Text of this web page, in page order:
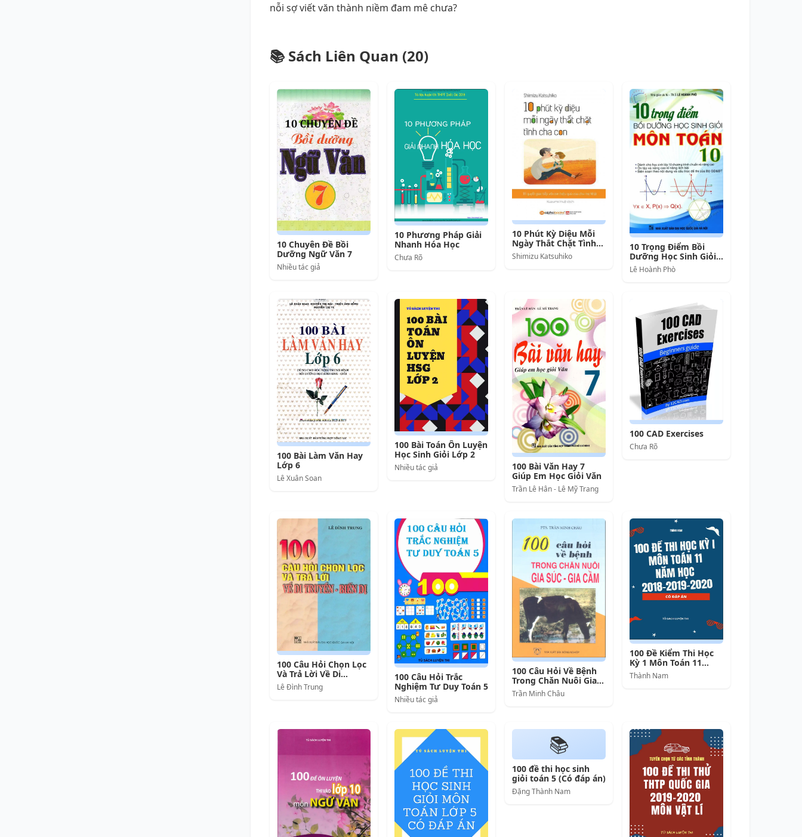
nỗi sợ viết văn thành niềm đam mê chưa?
📚 Sách Liên Quan (20)
10 Chuyên Đề Bồi
Dưỡng Ngữ Văn 7
Nhiều tác giả
10 Phương Pháp Giải
Nhanh Hóa Học
Chưa Rõ
10 Phút Kỳ Diệu Mỗi
Ngày Thắt Chặt Tình
Cha Con
Shimizu Katsuhiko
10 Trọng Điểm Bồi
Dưỡng Học Sinh Giỏi
Môn Toán 10
Lê Hoành Phò
100 Bài Làm Văn Hay
Lớp 6
Lê Xuân Soan
100 Bài Toán Ôn Luyện
Học Sinh Giỏi Lớp 2
Nhiều tác giả
100 Bài Văn Hay 7
Giúp Em Học Giỏi Văn
Trần Lê Hân - Lê Mỹ Trang
100 CAD Exercises
Chưa Rõ
100 Câu Hỏi Chọn Lọc
Và Trả Lời Về Di
Truyền Biến Dị
Lê Đình Trung
100 Câu Hỏi Trắc
Nghiệm Tư Duy Toán 5
Nhiều tác giả
100 Câu Hỏi Về Bệnh
Trong Chăn Nuôi Gia
Súc Gia Cầm
Trần Minh Châu
100 Đề Kiểm Thi Học
Kỳ 1 Môn Toán 11
Năm Học 2018-2019-
2020 (Có Đáp Án)
Thành Nam
📚
100 đề thi học sinh
giỏi toán 5 (Có đáp án)
Đặng Thành Nam